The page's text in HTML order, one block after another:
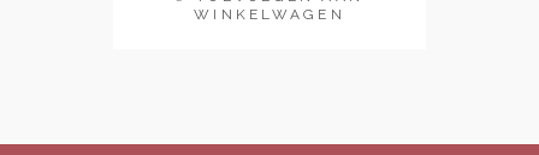
WINKELWAGEN